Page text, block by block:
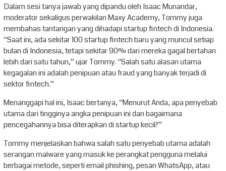
Dalam sesi tanya jawab yang dipandu oleh Isaac Munandar,
moderator sekaligus perwakilan Maxy Academy, Tommy juga
membahas tantangan yang dihadapi startup fintech di Indonesia.
“Saat ini, ada sekitar 100 startup fintech baru yang muncul setiap
bulan di Indonesia, tetapi sekitar 90% dari mereka gagal bertahan
lebih dari satu tahun,” ujar Tommy. “Salah satu alasan utama
kegagalan ini adalah penipuan atau fraud yang banyak terjadi di
sektor fintech.”
Menanggapi hal ini, Isaac bertanya, “Menurut Anda, apa penyebab
utama dari tingginya angka penipuan ini dan bagaimana
pencegahannya bisa diterapkan di startup kecil?”
Tommy menjelaskan bahwa salah satu penyebab utama adalah
serangan malware yang masuk ke perangkat pengguna melalui
berbagai metode, seperti email phishing, pesan WhatsApp, atau